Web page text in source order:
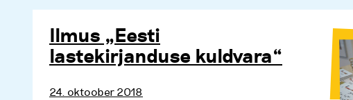
Ilmus „Eesti
lastekirjanduse kuldvara“
24. oktoober 2018